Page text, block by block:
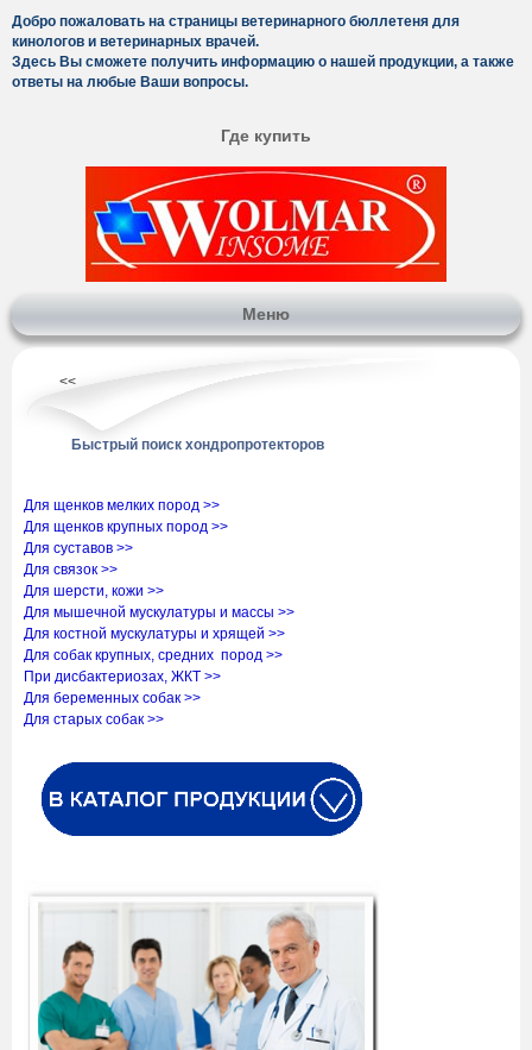
Добро пожаловать на страницы ветеринарного бюллетеня для
кинологов и ветеринарных врачей.
Здесь Вы сможете получить информацию о нашей продукции, а также
ответы на любые Ваши вопросы.
Где купить
Меню
<<
Быстрый поиск хондропротекторов
Для щенков мелких пород >>
Для щенков крупных пород >>
Для суставов >>
Для связок >>
Для шерсти, кожи >>
Для мышечной мускулатуры и массы >>
Для костной мускулатуры и хрящей >>
Для собак крупных, средних пород >>
При дисбактериозах, ЖКТ >>
Для беременных собак >>
Для старых собак >>